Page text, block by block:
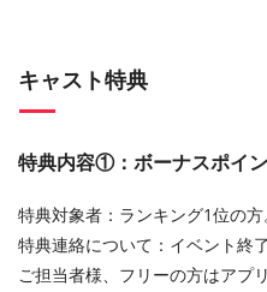
キャスト特典
特典内容①：ボーナスポイ
特典対象者：ランキング1位の方
特典連絡について：イベント終
ご担当者様、フリーの方はアプ